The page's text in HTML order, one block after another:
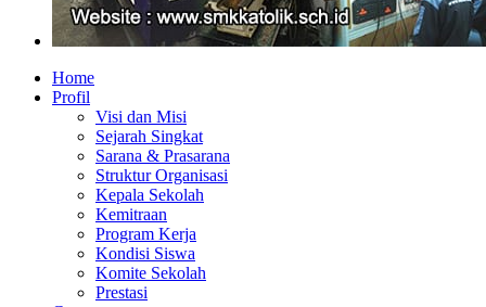
Home
Profil
Visi dan Misi
Sejarah Singkat
Sarana & Prasarana
Struktur Organisasi
Kepala Sekolah
Kemitraan
Program Kerja
Kondisi Siswa
Komite Sekolah
Prestasi